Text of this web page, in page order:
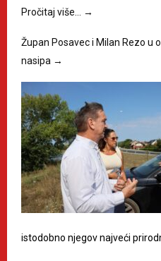
Pročitaj više…
→
Župan Posavec i Milan Rezo u
nasipa →
istodobno njegov najveći